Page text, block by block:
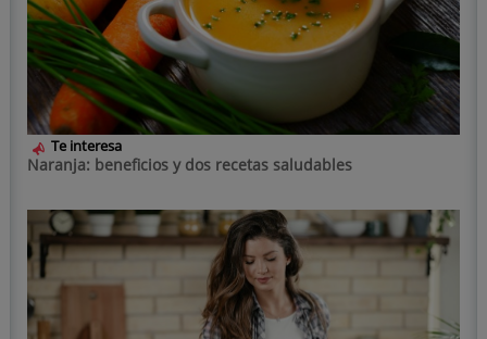
Te interesa
Naranja: beneficios y dos recetas saludables